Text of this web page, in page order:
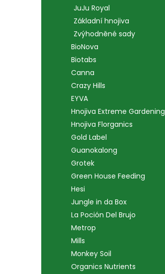
JuJu Royal
Základní hnojiva
Zvýhodněné sady
BioNova
Biotabs
Canna
Crazy Hills
EYVA
Hnojiva Extreme Gardening
Hnojiva Florganics
Gold Label
Guanokalong
Grotek
Green House Feeding
Hesi
Jungle in da Box
La Poción Del Brujo
Metrop
Mills
Monkey Soil
Organics Nutrients